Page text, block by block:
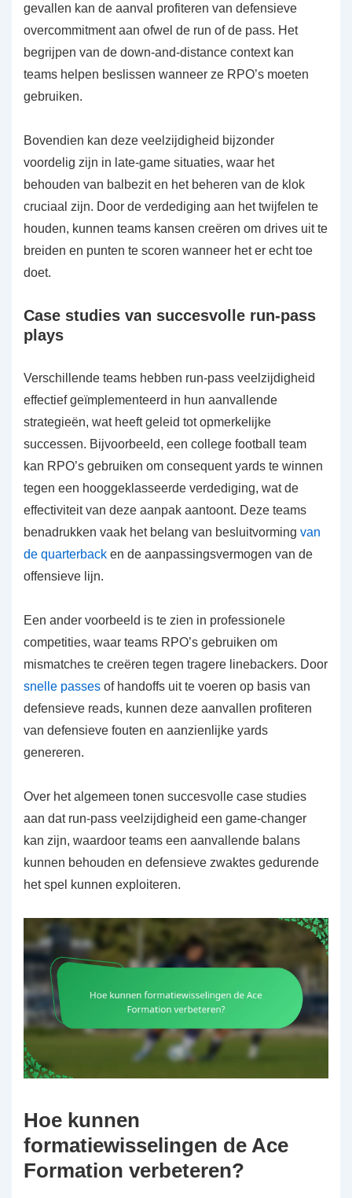
gevallen kan de aanval profiteren van defensieve
overcommitment aan ofwel de run of de pass. Het
begrijpen van de down-and-distance context kan
teams helpen beslissen wanneer ze RPO’s moeten
gebruiken.
Bovendien kan deze veelzijdigheid bijzonder
voordelig zijn in late-game situaties, waar het
behouden van balbezit en het beheren van de klok
cruciaal zijn. Door de verdediging aan het twijfelen te
houden, kunnen teams kansen creëren om drives uit te
breiden en punten te scoren wanneer het er echt toe
doet.
Case studies van succesvolle run-pass
plays
Verschillende teams hebben run-pass veelzijdigheid
effectief geïmplementeerd in hun aanvallende
strategieën, wat heeft geleid tot opmerkelijke
successen. Bijvoorbeeld, een college football team
kan RPO’s gebruiken om consequent yards te winnen
tegen een hooggeklasseerde verdediging, wat de
effectiviteit van deze aanpak aantoont. Deze teams
benadrukken vaak het belang van besluitvorming van
de quarterback en de aanpassingsvermogen van de
offensieve lijn.
Een ander voorbeeld is te zien in professionele
competities, waar teams RPO’s gebruiken om
mismatches te creëren tegen tragere linebackers. Door
snelle passes of handoffs uit te voeren op basis van
defensieve reads, kunnen deze aanvallen profiteren
van defensieve fouten en aanzienlijke yards
genereren.
Over het algemeen tonen succesvolle case studies
aan dat run-pass veelzijdigheid een game-changer
kan zijn, waardoor teams een aanvallende balans
kunnen behouden en defensieve zwaktes gedurende
het spel kunnen exploiteren.
Hoe kunnen
formatiewisselingen de Ace
Formation verbeteren?